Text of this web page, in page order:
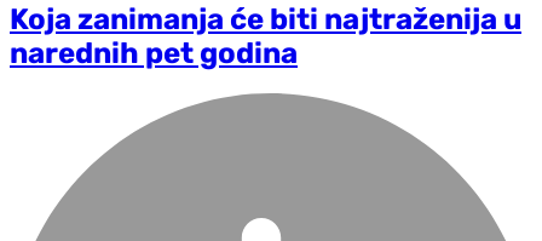
Koja zanimanja će biti najtraženija u
narednih pet godina